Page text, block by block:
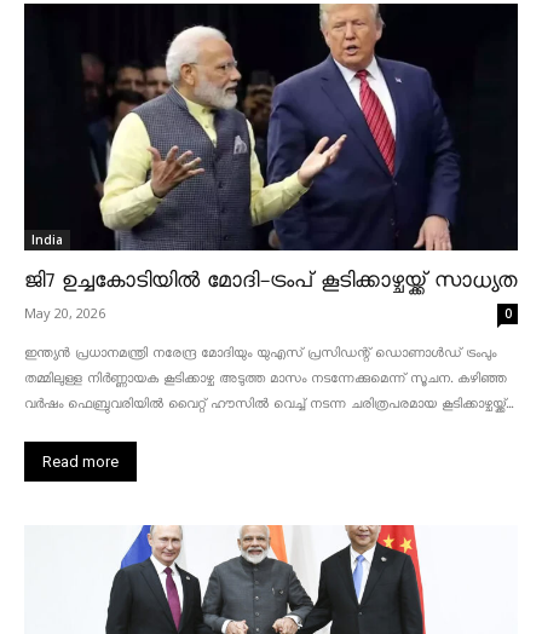
India
ജി7 ഉച്ചകോടിയിൽ മോദി-ട്രംപ് കൂടിക്കാഴ്ചയ്ക്ക് സാധ്യത
May 20, 2026 0
ഇന്ത്യൻ പ്രധാനമന്ത്രി നരേന്ദ്ര മോദിയും യുഎസ് പ്രസിഡന്റ് ഡൊണാൾഡ് ട്രംപും
തമ്മിലുള്ള നിർണ്ണായക കൂടിക്കാഴ്ച അടുത്ത മാസം നടന്നേക്കുമെന്ന് സൂചന. കഴിഞ്ഞ
വർഷം ഫെബ്രുവരിയിൽ വൈറ്റ് ഹൗസിൽ വെച്ച് നടന്ന ചരിത്രപരമായ കൂടിക്കാഴ്ചയ്ക്ക്...
Read more